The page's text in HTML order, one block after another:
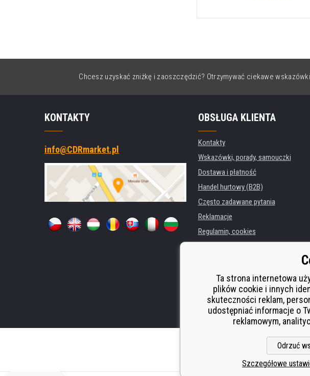
Chcesz uzyskać zniżkę i zaoszczędzić? Otrzymywać ciekawe
KONTAKTY
info@CDRmarket.pl
OBSŁUGA KLIENTA
Kontakty
Wskazówki, porady, samouczki
Dostawa i płatność
Handel hurtowy (B2B)
Często zadawane pytania
Reklamacje
Regulamin, cookies
Wynajem drukarek
Wydajność zastępcza
Odstoupení od smlouvy
Ta strona internetowa
plików cookie i innych
skuteczności reklam,
udostępniać informacje o
reklamowym,
Odrzuć
Szczegółowe